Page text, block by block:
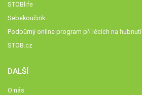
STOBlife
Sebekoučink
Podpůrný online program při lécích na hubnutí
STOB.cz
DALŠÍ
O nás